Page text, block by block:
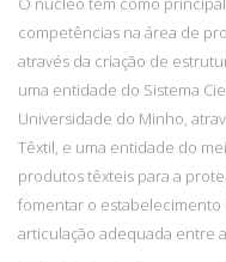
competências na área de
através da criação de
uma entidade do Sistema
Universidade do Minho,
Têxtil, e uma entidade do
produtos têxteis para a
fomentar o
articulação adequada entre